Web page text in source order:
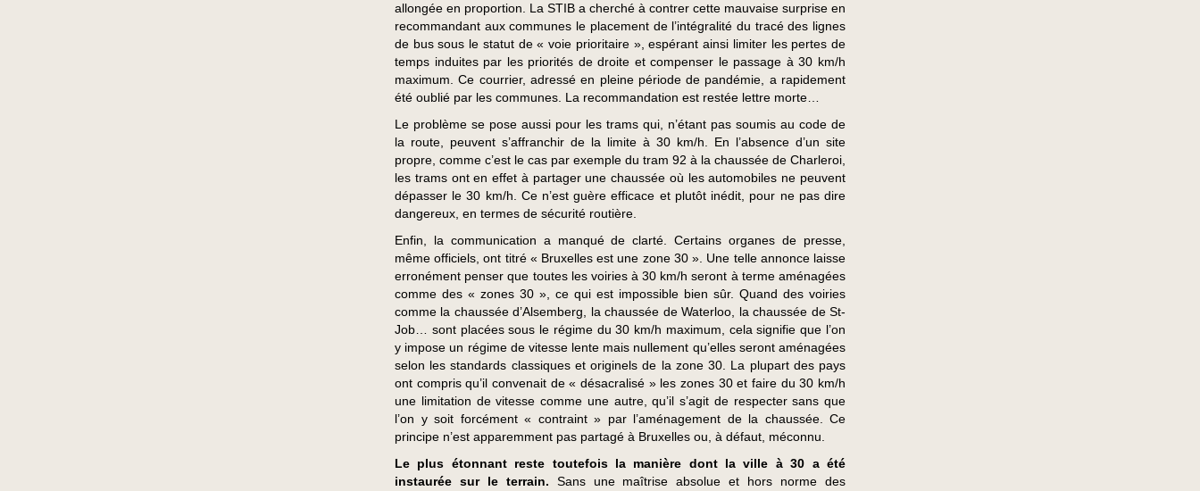
allongée en proportion. La STIB a cherché à contrer cette mauvaise surprise en
recommandant aux communes le placement de l’intégralité du tracé des lignes
de bus sous le statut de « voie prioritaire », espérant ainsi limiter les pertes de
temps induites par les priorités de droite et compenser le passage à 30 km/h
maximum. Ce courrier, adressé en pleine période de pandémie, a rapidement
été oublié par les communes. La recommandation est restée lettre morte…
Le problème se pose aussi pour les trams qui, n’étant pas soumis au code de
la route, peuvent s’affranchir de la limite à 30 km/h. En l’absence d’un site
propre, comme c’est le cas par exemple du tram 92 à la chaussée de Charleroi,
les trams ont en effet à partager une chaussée où les automobiles ne peuvent
dépasser le 30 km/h. Ce n’est guère efficace et plutôt inédit, pour ne pas dire
dangereux, en termes de sécurité routière.
Enfin, la communication a manqué de clarté. Certains organes de presse,
même officiels, ont titré « Bruxelles est une zone 30 ». Une telle annonce laisse
erronément penser que toutes les voiries à 30 km/h seront à terme aménagées
comme des « zones 30 », ce qui est impossible bien sûr. Quand des voiries
comme la chaussée d’Alsemberg, la chaussée de Waterloo, la chaussée de St-
Job… sont placées sous le régime du 30 km/h maximum, cela signifie que l’on
y impose un régime de vitesse lente mais nullement qu’elles seront aménagées
selon les standards classiques et originels de la zone 30. La plupart des pays
ont compris qu’il convenait de « désacralisé » les zones 30 et faire du 30 km/h
une limitation de vitesse comme une autre, qu’il s’agit de respecter sans que
l’on y soit forcément « contraint » par l’aménagement de la chaussée. Ce
principe n’est apparemment pas partagé à Bruxelles ou, à défaut, méconnu.
Le plus étonnant reste toutefois la manière dont la ville à 30 a été
instaurée sur le terrain. Sans une maîtrise absolue et hors norme des